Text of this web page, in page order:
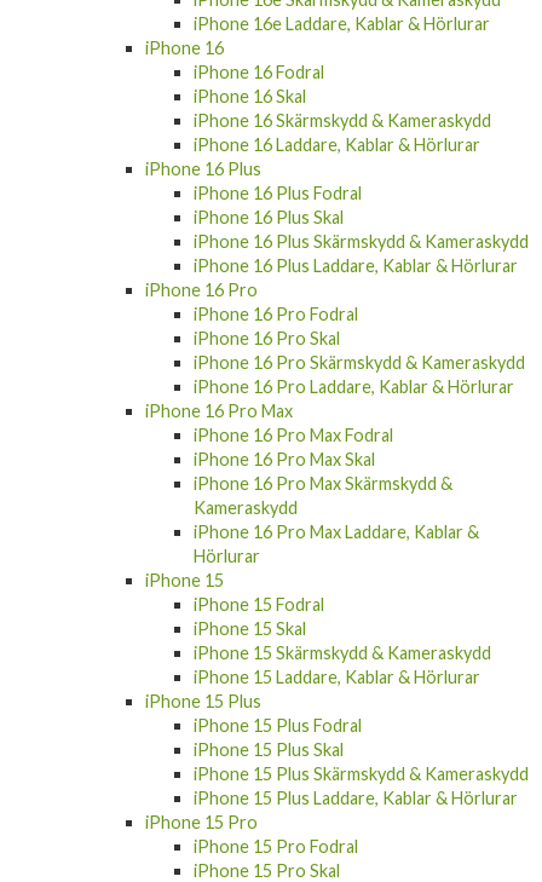
iPhone 16e Laddare, Kablar & Hörlurar
iPhone 16
iPhone 16 Fodral
iPhone 16 Skal
iPhone 16 Skärmskydd & Kameraskydd
iPhone 16 Laddare, Kablar & Hörlurar
iPhone 16 Plus
iPhone 16 Plus Fodral
iPhone 16 Plus Skal
iPhone 16 Plus Skärmskydd & Kameraskydd
iPhone 16 Plus Laddare, Kablar & Hörlurar
iPhone 16 Pro
iPhone 16 Pro Fodral
iPhone 16 Pro Skal
iPhone 16 Pro Skärmskydd & Kameraskydd
iPhone 16 Pro Laddare, Kablar & Hörlurar
iPhone 16 Pro Max
iPhone 16 Pro Max Fodral
iPhone 16 Pro Max Skal
iPhone 16 Pro Max Skärmskydd &
Kameraskydd
iPhone 16 Pro Max Laddare, Kablar &
Hörlurar
iPhone 15
iPhone 15 Fodral
iPhone 15 Skal
iPhone 15 Skärmskydd & Kameraskydd
iPhone 15 Laddare, Kablar & Hörlurar
iPhone 15 Plus
iPhone 15 Plus Fodral
iPhone 15 Plus Skal
iPhone 15 Plus Skärmskydd & Kameraskydd
iPhone 15 Plus Laddare, Kablar & Hörlurar
iPhone 15 Pro
iPhone 15 Pro Fodral
iPhone 15 Pro Skal